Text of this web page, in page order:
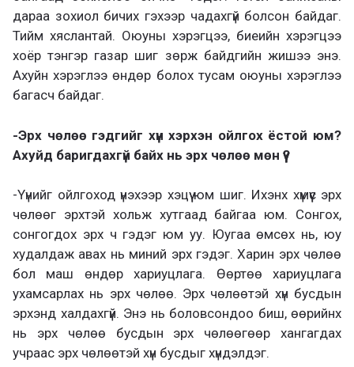
дараа зохиол бичих гэхээр чадахгүй болсон байдаг.
Тийм хяслантай. Оюуны хэрэгцээ, биеийн хэрэгцээ
хоёр тэнгэр газар шиг зөрж байдгийн жишээ энэ.
Ахуйн хэрэглээ өндөр болох тусам оюуны хэрэглээ
багасч байдаг.
-Эрх чөлөө гэдгийг хүн хэрхэн ойлгох ёстой юм?
Ахуйд баригдахгүй байх нь эрх чөлөө мөн үү?
-Үүнийг ойлгоход үнэхээр хэцүү юм шиг. Ихэнх хүмүүс эрх
чөлөөг эрхтэй хольж хутгаад байгаа юм. Сонгох,
сонгогдох эрх ч гэдэг юм уу. Юугаа өмсөх нь, юу
худалдаж авах нь миний эрх гэдэг. Харин эрх чөлөө
бол маш өндөр хариуцлага. Өөртөө хариуцлага
ухамсарлах нь эрх чөлөө. Эрх чөлөөтэй хүн бусдын
эрхэнд халдахгүй. Энэ нь боловсондоо биш, өөрийнх
нь эрх чөлөө бусдын эрх чөлөөгөөр хангагдах
учраас эрх чөлөөтэй хүн бусдыг хүндэлдэг.